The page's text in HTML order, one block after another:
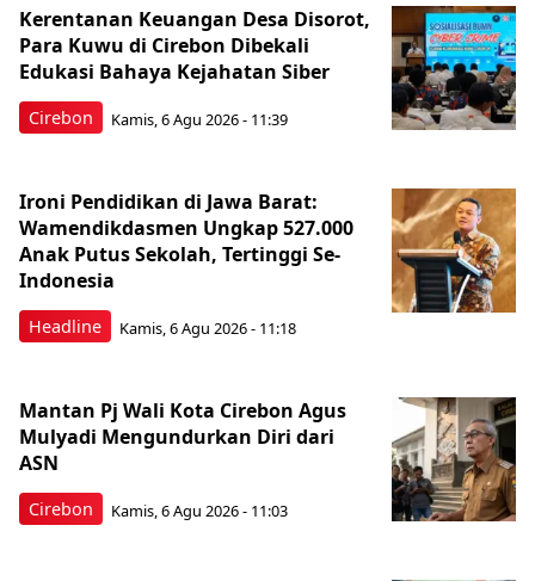
Cirebon
Kerentanan Keuangan Desa Disorot,
Para Kuwu di Cirebon Dibekali
Edukasi Bahaya Kejahatan Siber
Kamis, 6 Agu 2026 - 11:39
Headline
Ironi Pendidikan di Jawa Barat:
Wamendikdasmen Ungkap 527.000
Anak Putus Sekolah, Tertinggi Se-
Indonesia
Kamis, 6 Agu 2026 - 11:18
Cirebon
Mantan Pj Wali Kota Cirebon Agus
Mulyadi Mengundurkan Diri dari
ASN
Kamis, 6 Agu 2026 - 11:03